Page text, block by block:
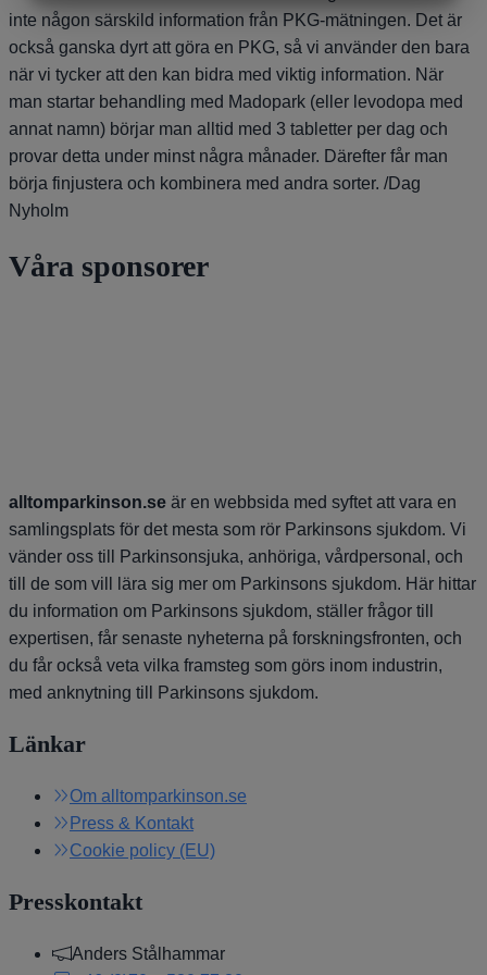
inte någon särskild information från PKG-mätningen. Det är
också ganska dyrt att göra en PKG, så vi använder den bara
när vi tycker att den kan bidra med viktig information. När
man startar behandling med Madopark (eller levodopa med
annat namn) börjar man alltid med 3 tabletter per dag och
provar detta under minst några månader. Därefter får man
börja finjustera och kombinera med andra sorter. /Dag
Nyholm
Våra sponsorer
alltomparkinson.se är en webbsida med syftet att vara en
samlingsplats för det mesta som rör Parkinsons sjukdom. Vi
vänder oss till Parkinsonsjuka, anhöriga, vårdpersonal, och
till de som vill lära sig mer om Parkinsons sjukdom. Här hittar
du information om Parkinsons sjukdom, ställer frågor till
expertisen, får senaste nyheterna på forskningsfronten, och
du får också veta vilka framsteg som görs inom industrin,
med anknytning till Parkinsons sjukdom.
Länkar
Om alltomparkinson.se
Press & Kontakt
Cookie policy (EU)
Presskontakt
Anders Stålhammar